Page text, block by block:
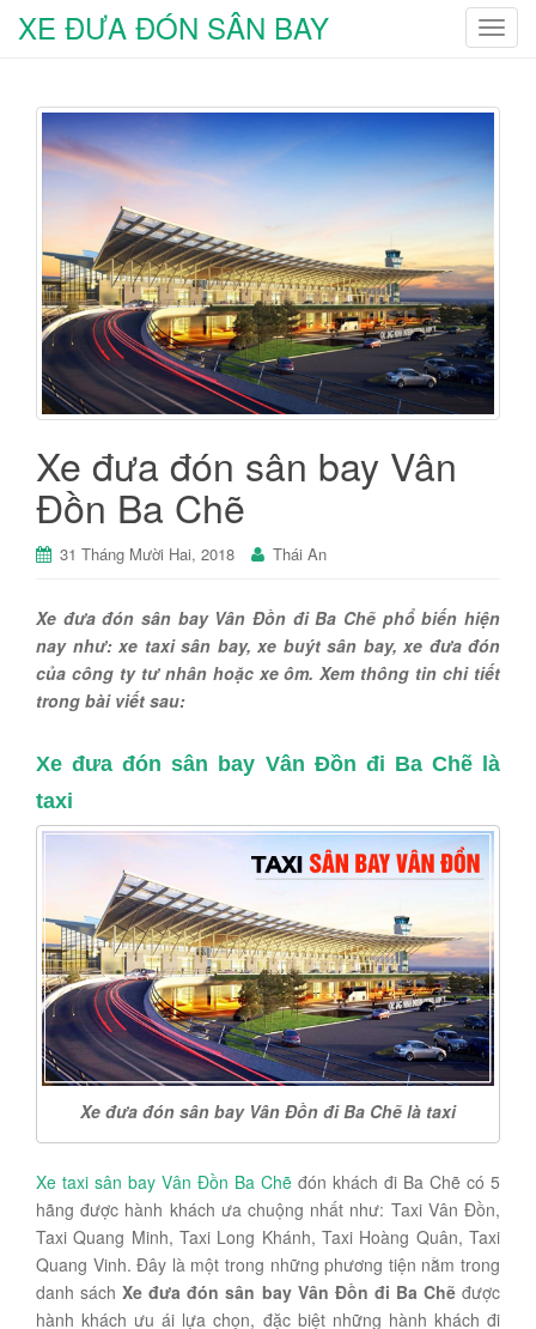
T
g
l
e
n
v
i
g
t
o
XE ĐƯA ĐÓN SÂN BAY
Xe đưa đón sân bay Vân
Đồn Ba Chẽ
31 Tháng Mười Hai, 2018 Thái An
Xe đưa đón sân bay Vân Đồn đi Ba Chẽ phổ biến hiện
nay như: xe taxi sân bay, xe buýt sân bay, xe đưa đón
của công ty tư nhân hoặc xe ôm. Xem thông tin chi tiết
trong bài viết sau:
Xe đưa đón sân bay Vân Đồn đi Ba Chẽ là
taxi
Xe đưa đón sân bay Vân Đồn đi Ba Chẽ là taxi
Xe taxi sân bay Vân Đồn Ba Chẽ đón khách đi Ba Chẽ có 5
hãng được hành khách ưa chuộng nhất như: Taxi Vân Đồn,
Taxi Quang Minh, Taxi Long Khánh, Taxi Hoàng Quân, Taxi
Quang Vinh. Đây là một trong những phương tiện nằm trong
danh sáchXe đưa đón sân bay Vân Đồn đi Ba Chẽđược
hành khách ưu ái lựa chọn, đặc biệt những hành khách đi